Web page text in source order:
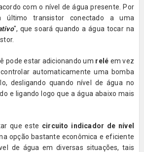
com o nível de água presente. Por
último transistor conectado a uma
", que soará quando a água tocar na
pode estar adicionando um relé em vez
automaticamente uma bomba
desligando quando nível de água no
e ligando logo que a água abaixo mais
que este circuito indicador de nível
opção bastante econômica e eficiente
de água em diversas situações, tais